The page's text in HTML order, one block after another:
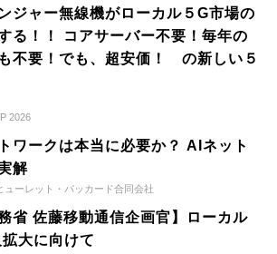
ジャー無線機がローカル５G市場の
る！！ コアサーバー不要！毎年の
不要！でも、超安価！ の新しい５
2026
ワークは本当に必要か？ AIネット
解
ューレット・パッカード合同会社
省 佐藤移動通信企画官】ローカル
大に向けて